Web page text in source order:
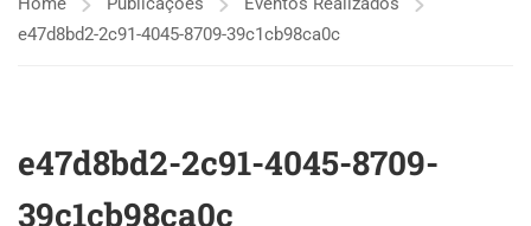
e47d8bd2-2c91-4045-8709-39c1cb98ca0c
e47d8bd2-2c91-4045-8709-
39c1cb98ca0c